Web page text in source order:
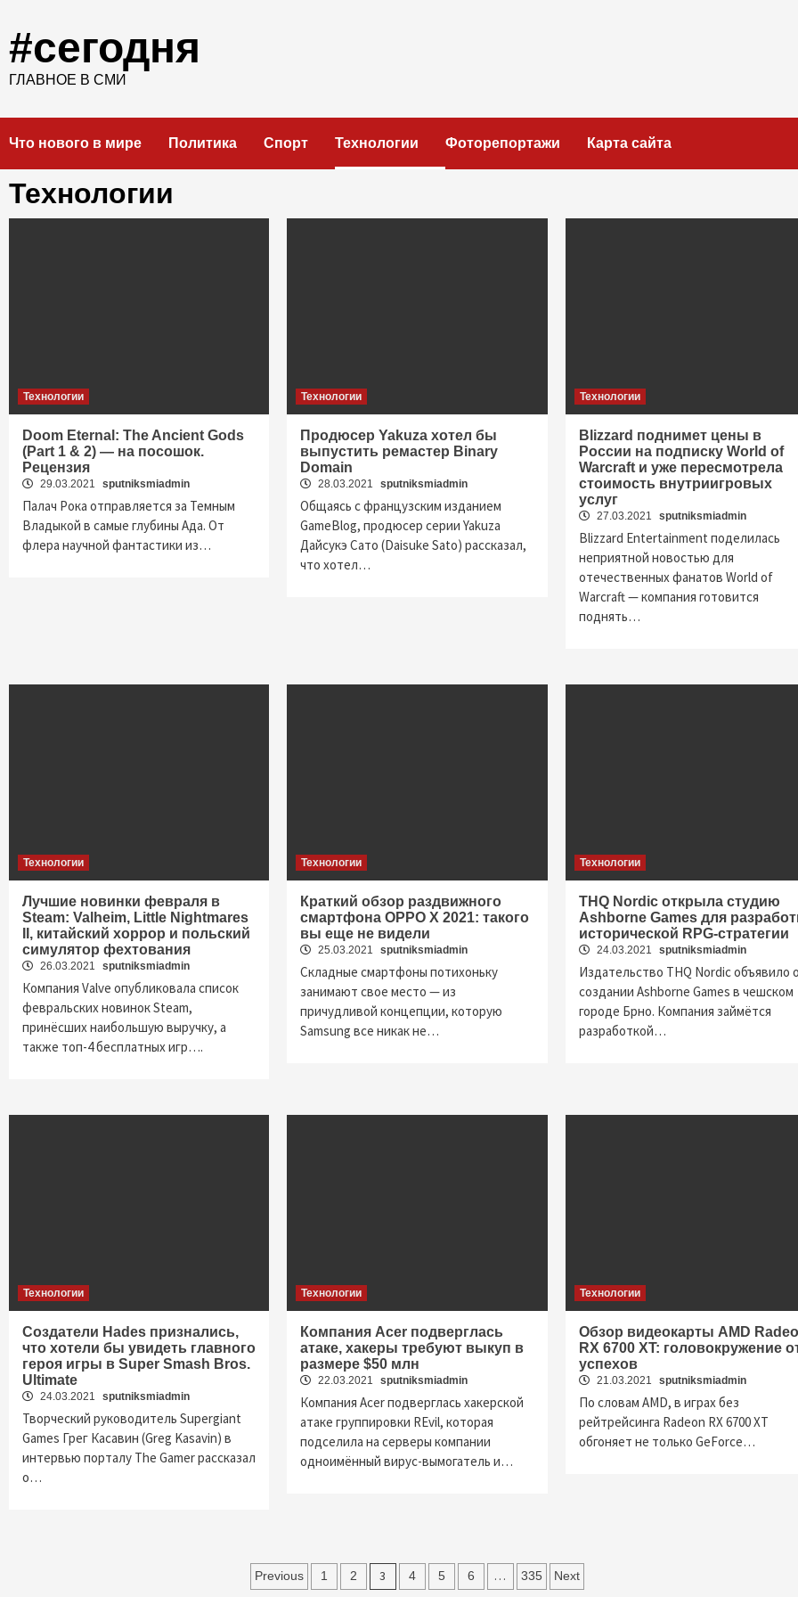
content
#сегодня
ГЛАВНОЕ В СМИ
Что нового в мире Политика Спорт Технологии Фоторепортажи Карта сайта
Технологии
Технологии
Doom Eternal: The Ancient Gods
(Part 1 & 2) — на посошок.
Рецензия
29.03.2021 sputniksmiadmin
Палач Рока отправляется за Темным
Владыкой в самые глубины Ада. От
флера научной фантастики из…
Технологии
Продюсер Yakuza хотел бы
выпустить ремастер Binary
Domain
28.03.2021 sputniksmiadmin
Общаясь с французским изданием
GameBlog, продюсер серии Yakuza
Дайсукэ Сато (Daisuke Sato) рассказал,
что хотел…
Технологии
Blizzard поднимет цены в
России на подписку World of
Warcraft и уже пересмотрела
стоимость внутриигровых
услуг
27.03.2021 sputniksmiadmin
Blizzard Entertainment поделилась
неприятной новостью для
отечественных фанатов World of
Warcraft — компания готовится
поднять…
Технологии
Лучшие новинки февраля в
Steam: Valheim, Little Nightmares
II, китайский хоррор и польский
симулятор фехтования
26.03.2021 sputniksmiadmin
Компания Valve опубликовала список
февральских новинок Steam,
принёсших наибольшую выручку, а
также топ-4 бесплатных игр….
Технологии
Краткий обзор раздвижного
смартфона OPPO X 2021: такого
вы еще не видели
25.03.2021 sputniksmiadmin
Складные смартфоны потихоньку
занимают свое место — из
причудливой концепции, которую
Samsung все никак не…
Технологии
THQ Nordic открыла студию
Ashborne Games для
исторической RPG-стратегии
24.03.2021 sputniksmiadmin
Издательство THQ Nordic объявило
создании Ashborne Games в чешском
городе Брно. Компания займётся
разработкой…
Технологии
Создатели Hades признались,
что хотели бы увидеть главного
героя игры в Super Smash Bros.
Ultimate
24.03.2021 sputniksmiadmin
Творческий руководитель Supergiant
Games Грег Касавин (Greg Kasavin) в
интервью порталу The Gamer рассказал
о…
Технологии
Компания Acer подверглась
атаке, хакеры требуют выкуп в
размере $50 млн
22.03.2021 sputniksmiadmin
Компания Acer подверглась хакерской
атаке группировки REvil, которая
подселила на серверы компании
одноимённый вирус-вымогатель и…
Технологии
Обзор видеокарты AMD
RX 6700 XT: головокружение
успехов
21.03.2021 sputniksmiadmin
По словам AMD, в играх без
рейтрейсинга Radeon RX 6700 XT
обгоняет не только GeForce…
Пагинация
Previous 1 2 3 4 5 6 … 335 Next